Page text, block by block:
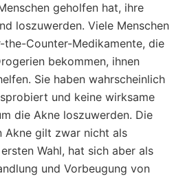
geholfen hat, ihre
loszuwerden. Viele Menschen
the-Counter-Medikamente, die
bekommen, ihnen
Sie haben wahrscheinlich
und keine wirksame
die Akne loszuwerden. Die
Akne gilt zwar nicht als
Wahl, hat sich aber als
und Vorbeugung von